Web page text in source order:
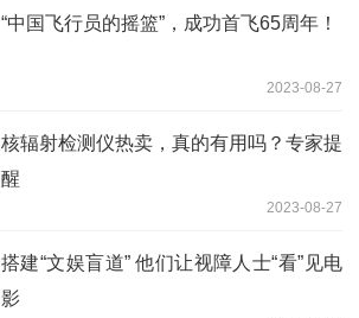
“中国飞行员的摇篮”，成功首飞65周年！
2023-08-27
核辐射检测仪热卖，真的有用吗？专家提
醒
2023-08-27
搭建“文娱盲道” 他们让视障人士“看”见电
影